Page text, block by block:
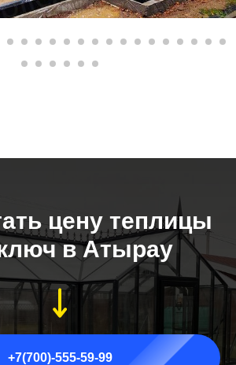
цену теплицы
в Атырау
+7(700)-555-59-99